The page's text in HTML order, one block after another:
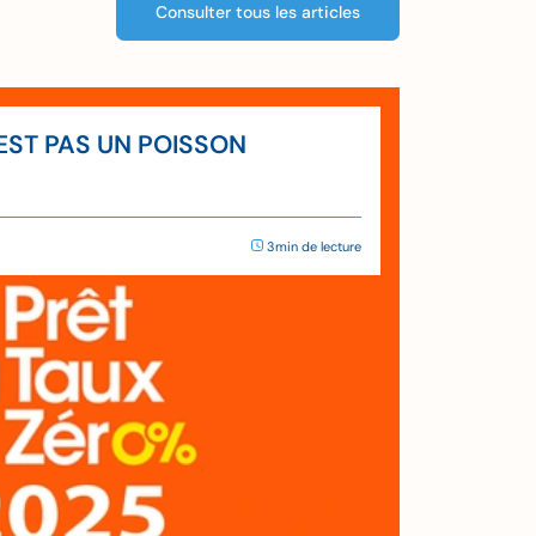
Consulter tous les articles
PAS UN POISSON
3min de lecture